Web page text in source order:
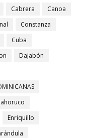
Cabrera
Canoa
Constanza
Cuba
Dajabón
Enriquillo